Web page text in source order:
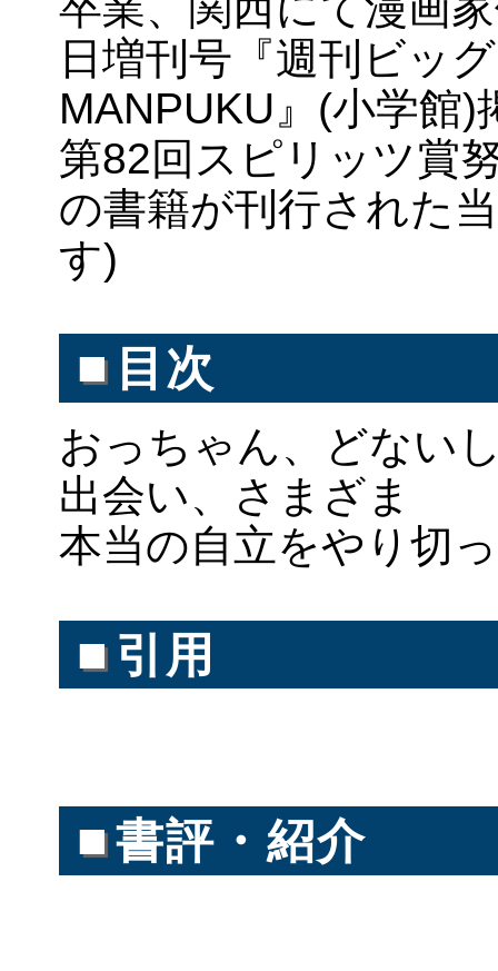
日増刊号『週刊ビッ
MANPUKU』(小学館
第82回スピリッツ賞
の書籍が刊行された
す)
■ 目次
おっちゃん、どない
出会い、さまざま
本当の自立をやり切
■ 引用
■書評・紹介